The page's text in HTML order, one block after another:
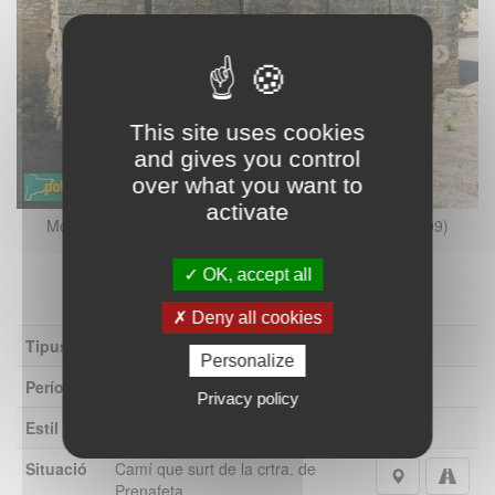
Montblanc - Molins de la Vila (Foto: Albert Esteves, 2009)
Tipus
Període
Segle XIII a XV
Estil
Situació
Camí que surt de la crtra. de
Prenafeta
This site uses cookies
and gives you control
over what you want to
activate
OK, accept all
Deny all cookies
Personalize
Privacy policy